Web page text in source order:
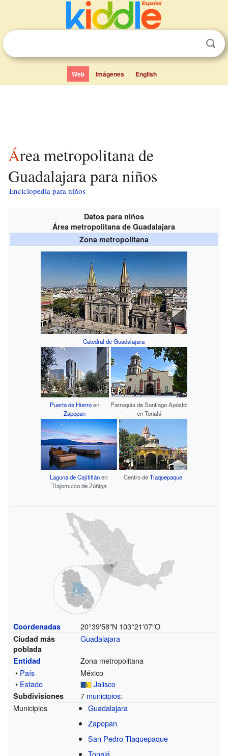
Web Imágenes English
Área metropolitana de
Guadalajara para niños
Enciclopedia para niños
Datos para niños
Área metropolitana de Guadalajara
Zona metropolitana
Catedral de Guadalajara
Puerta de Hierroen
Zapopan
Parroquia de Santiago Apóstol
en Tonalá
Laguna de Cajititlánen
Tlajomulco de Zúñiga
Centro deTlaquepaque
Coordenadas 20°39′58″N 103°21′07″O
Ciudad más
poblada
Guadalajara
Entidad
Zona metropolitana
• País
México
• Estado Jalisco
Subdivisiones 7 municipios:
Municipios
Guadalajara
Zapopan
San Pedro Tlaquepaque
Tonalá